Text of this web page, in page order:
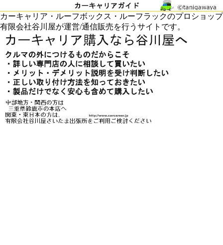
カーキャリア・ルーフボックス・ルーフラックのプロショップ
有限会社谷川屋が運営/通信販売を行うサイトです。